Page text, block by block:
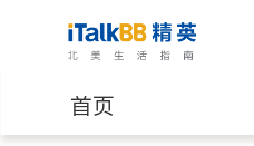
首页